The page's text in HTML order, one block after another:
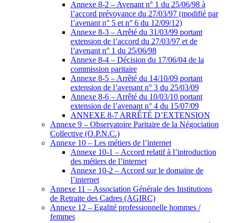
Annexe 8-2 – Avenant n° 1 du 25/06/98 à
l’accord prévoyance du 27/03/97 (modifié par
l’avenant n° 5 et n° 6 du 12/09/12)
Annexe 8-3 – Arrêté du 31/03/99 portant
extension de l’accord du 27/03/97 et de
l’avenant n° 1 du 25/06/98
Annexe 8-4 – Décision du 17/06/04 de la
commission paritaire
Annexe 8-5 – Arrêté du 14/10/09 portant
extension de l’avenant n° 3 du 25/03/09
Annexe 8-6 – Arrêté du 10/03/10 portant
extension de l’avenant n° 4 du 15/07/09
ANNEXE 8-7 ARRÊTÉ D’EXTENSION
Annexe 9 – Observatoire Paritaire de la Négociation
Collective (O.P.N.C.)
Annexe 10 – Les métiers de l’internet
Annexe 10-1 – Accord relatif à l’introduction
des métiers de l’internet
Annexe 10-2 – Accord sur le domaine de
l’internet
Annexe 11 – Association Générale des Institutions
de Retraite des Cadres (AGIRC)
Annexe 12 – Egalité professionnelle hommes /
femmes